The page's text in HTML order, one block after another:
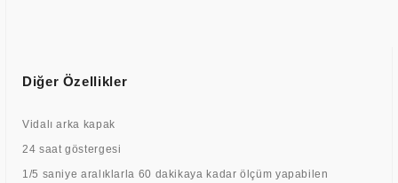
Diğer Özellikler
Vidalı arka kapak
24 saat göstergesi
1/5 saniye aralıklarla 60 dakikaya kadar ölçüm yapabilen